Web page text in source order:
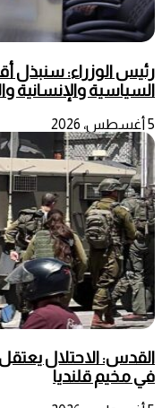
رئيس الوزراء: سنبذل
السياسية والإنسانية
5 أغسطس، 2026
القدس: الاحتلال
في مخيم قلنديا